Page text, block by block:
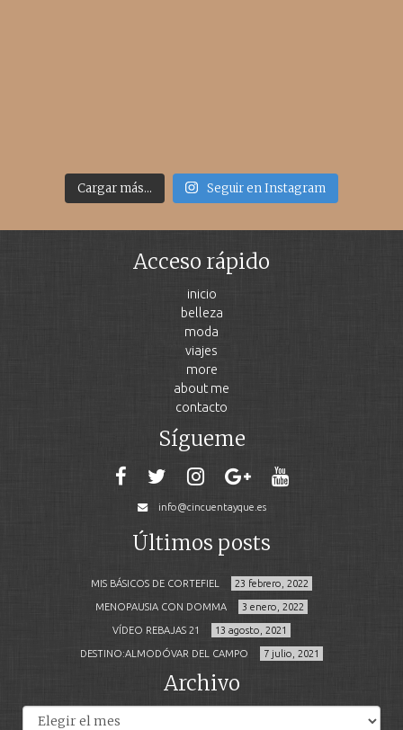
Cargar más... Seguir en Instagram
Acceso rápido
inicio
belleza
moda
viajes
more
about me
contacto
Sígueme
info@cincuentayque.es
Últimos posts
MIS BÁSICOS DE CORTEFIEL 23 febrero, 2022
MENOPAUSIA CON DOMMA 3 enero, 2022
VÍDEO REBAJAS 21 13 agosto, 2021
DESTINO:ALMODÓVAR DEL CAMPO 7 julio, 2021
Archivo